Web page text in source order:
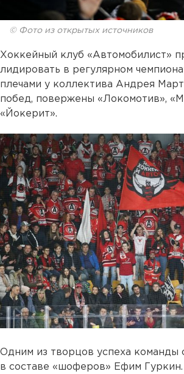
© Фото из открытых источников
Хоккейный клуб «Автомобилист»
лидировать в регулярном
плечами у коллектива Андрея
побед, повержены «Локомотив»,
«Йокерит».
Одним из творцов успеха команды
в составе «шоферов» Ефим